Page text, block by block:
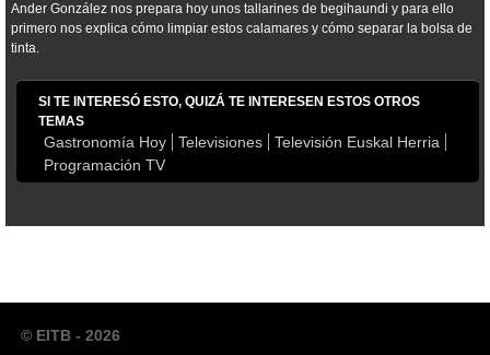
Ander González nos prepara hoy unos tallarines de begihaundi y para ello
primero nos explica cómo limpiar estos calamares y cómo separar la bolsa de
tinta.
SI TE INTERESÓ ESTO, QUIZÁ TE INTERESEN ESTOS OTROS
TEMAS
Gastronomía Hoy Televisiones
Televisión Euskal Herria
Programación TV
© EITB - 2026